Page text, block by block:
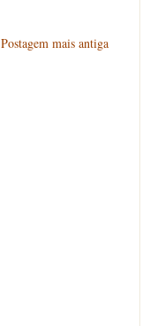
Postagem mais antiga